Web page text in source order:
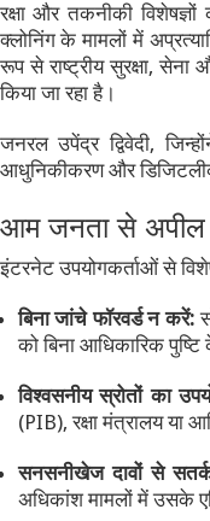
रक्षा और तकनीकी
क्लोनिंग के मामलों में
रूप से राष्ट्रीय सुरक्षा,
किया जा रहा है।
जनरल उपेंद्र द्विवेदी,
आधुनिकीकरण और
आम जनता से अपील
इंटरनेट उपयोगकर्ताओं से
बिना जांचे फॉरवर्ड न करें:
को बिना आधिकारिक
विश्वसनीय स्रोतों का
(PIB), रक्षा मंत्रालय या
सनसनीखेज दावों से
अधिकांश मामलों में उसके